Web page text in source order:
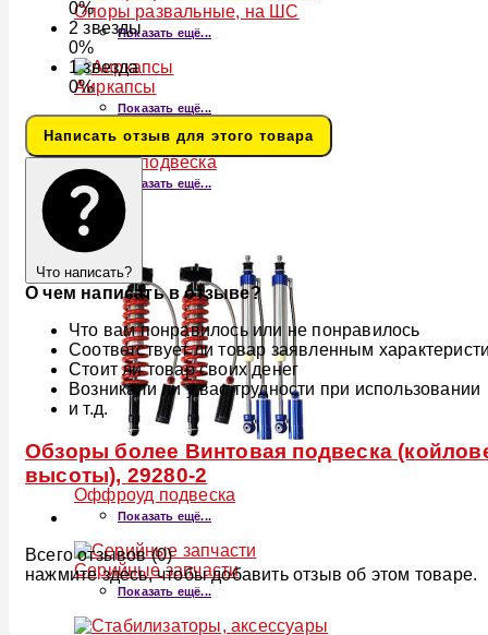
Опоры развальные, на ШС
Показать ещё...
Аиркапсы
Показать ещё...
Пневмоподвеска
Показать ещё...
Оффроуд подвеска
Показать ещё...
Серийные запчасти
Показать ещё...
0%
2звезды
0%
1звезда
0%
Написать отзыв для этого товара
Что написать?
О чем написать в отзыве?
Что вам понравилось или не понравилось
Соответствует ли товар заявленным
Стоит ли товар своих денег
Возникали ли у вас трудности при использовании
и т.д.
Обзоры более Винтовая подвеска
высоты), 29280-2
Всего отзывов (0)
нажмите здесь, чтобы добавить отзыв об этом товаре.